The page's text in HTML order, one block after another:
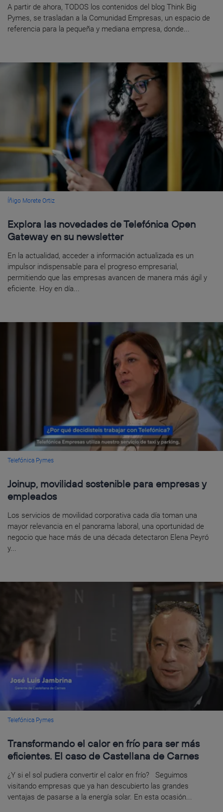
A partir de ahora, TODOS los contenidos del blog Think Big
Pymes, se trasladan a la Comunidad Empresas, un espacio de
referencia para la pequeña y mediana empresa, donde...
Íñigo Morete Ortiz
Explora las novedades de Telefónica Open
Gateway en su newsletter
En la actualidad, acceder a información actualizada es un
impulsor indispensable para el progreso empresarial,
permitiendo que las empresas avancen de manera más ágil y
eficiente. Hoy en día...
Telefónica Pymes
Joinup, movilidad sostenible para empresas y
empleados
Los servicios de movilidad corporativa cada día toman una
mayor relevancia en el panorama laboral, una oportunidad de
negocio que hace más de una década detectaron Elena Peyró
y...
Telefónica Pymes
Transformando el calor en frío para ser más
eficientes. El caso de Castellana de Carnes
¿Y si el sol pudiera convertir el calor en frío? Seguimos
visitando empresas que ya han descubierto las grandes
ventajas de pasarse a la energía solar. En esta ocasión...